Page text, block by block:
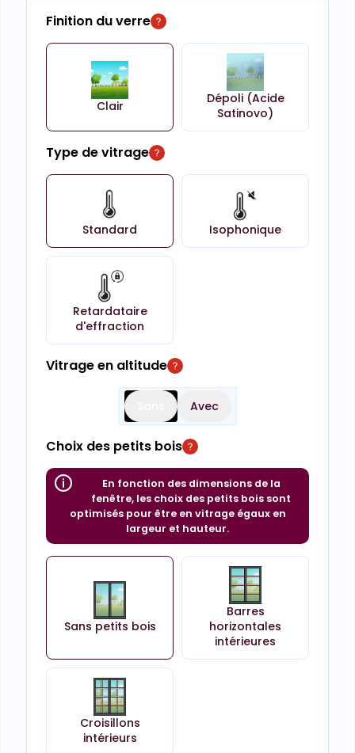
Finition du verre
Clair
Dépoli (Acide
Satinovo)
Type de vitrage
Standard Isophonique
Retardataire
d'effraction
Vitrage en altitude
Avec
Choix des petits bois
En fonction des dimensions de la
fenêtre, les choix des petits bois sont
optimisés pour être en vitrage égaux en
largeur et hauteur.
Sans petits bois
Barres
horizontales
intérieures
Croisillons
intérieurs